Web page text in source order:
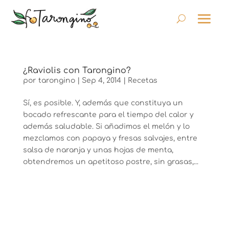
¿Raviolis con Tarongino?
por tarongino| Sep 4, 2014| Recetas
Sí, es posible. Y, además que constituya un
bocado refrescante para el tiempo del calor y
además saludable. Si añadimos el melón y lo
mezclamos con papaya y fresas salvajes, entre
salsa de naranja y unas hojas de menta,
obtendremos un apetitoso postre, sin grasas,...